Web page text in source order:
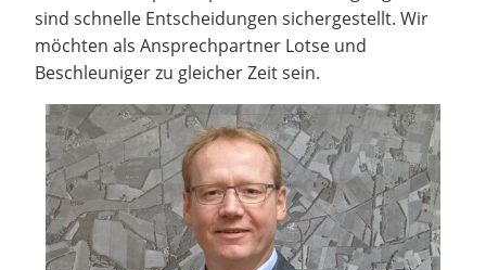
sind schnelle Entscheidungen sichergestellt. Wir
möchten als Ansprechpartner Lotse und
Beschleuniger zu gleicher Zeit sein.